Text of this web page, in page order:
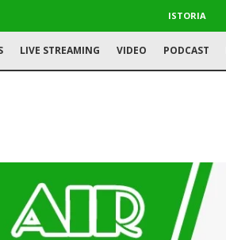
ISTORIA
LIVE STREAMING VIDEO PODCAST